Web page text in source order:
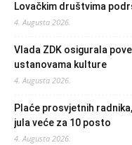
Lovačkim društvima
4. Augusta 2026.
Vlada ZDK osigurala
ustanovama kulture
4. Augusta 2026.
Plaće prosvjetnih
jula veće za 10 posto
4. Augusta 2026.